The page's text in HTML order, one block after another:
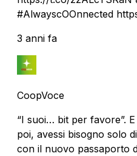
#AlwayscOOnnected
3 anni fa
CoopVoce
“I suoi… bit per favore”.
poi, avessi bisogno solo
con il nuovo passaporto